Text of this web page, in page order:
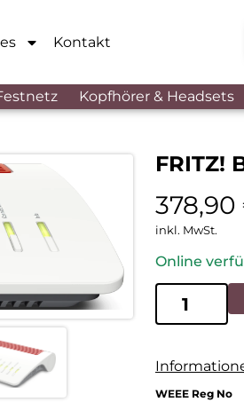
Kontakt
Kopfhörer & Headsets
FRITZ!
378,90
inkl. MwSt.
Online
WEEE Reg No